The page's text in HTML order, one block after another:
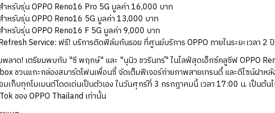
ำหรับรุ่น OPPO Reno16 Pro 5G มูลค่า 16,000 บาท
ำหรับรุ่น OPPO Reno16 5G มูลค่า 13,000 บาท
ำหรับรุ่น OPPO Reno16 F 5G มูลค่า 9,000 บาท
Service: ฟรี! บริการติดฟิล์มกันรอย ที่ศูนย์บริการ OPPO ภายในระยะเวลา 2
พลาด! เตรียมพบกับ "ซี พฤกษ์" และ "นุนิว ชวรินทร์" ในไลฟ์สุดเอ็กซ์คลูซีฟ OPPO
ชวนแกะกล่องสมาร์ตโฟนเพื่อนซี้ จัดเต็มฟีเจอร์ถ่ายภาพสายเทรนดี้ และดีไซน์ฝาห
มเก็บทุกโมเมนต์โดดเด่นเป็นตัวเอง ในวันศุกร์ที่ 3 กรกฎาคมนี้ เวลา 17:00 น. เป็นต้น
ของ OPPO Thailand เท่านั้น